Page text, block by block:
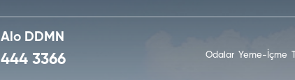
Alo DDMN
444 3366 Odalar Yeme-İçme